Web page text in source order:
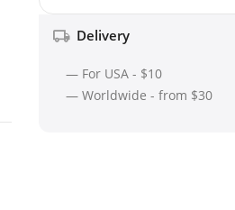
Delivery
— For USA - $10
— Worldwide - from $30